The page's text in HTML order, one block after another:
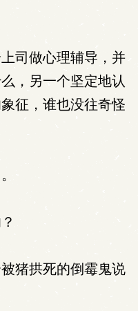
司做心理辅导，并
，另一个坚定地认
征，谁也没往奇怪
猪拱死的倒霉鬼说